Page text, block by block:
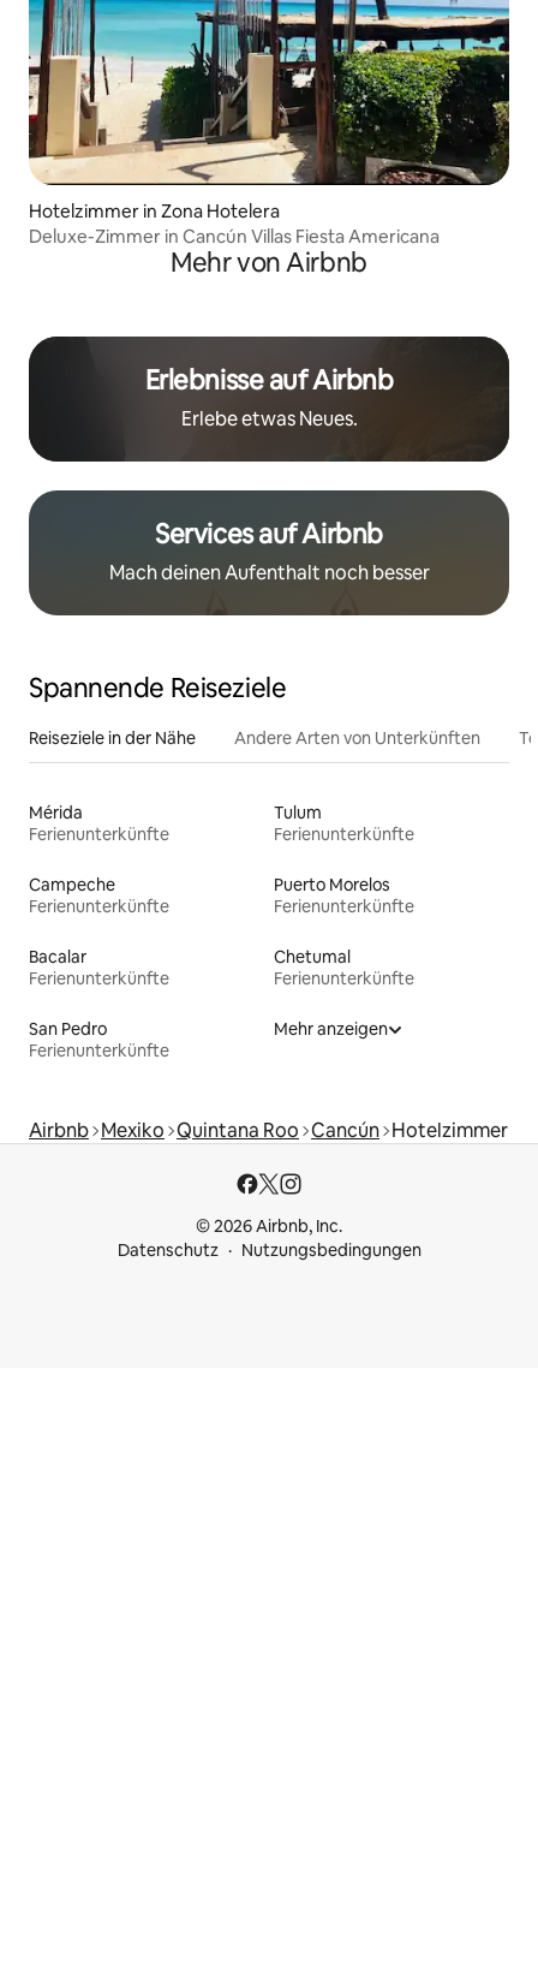
Hotelzimmer in Zona Hotelera
Deluxe-Zimmer in Cancún Villas Fiesta Americana
Mehr von Airbnb
Erlebnisse auf Airbnb
Erlebe etwas Neues.
Services auf Airbnb
Mach deinen Aufenthalt noch besser
Spannende Reiseziele
Reiseziele in der Nähe Andere Arten von Unterkünften
Mérida
Ferienunterkünfte
Tulum
Ferienunterkünfte
Campeche
Ferienunterkünfte
Puerto Morelos
Ferienunterkünfte
Bacalar
Ferienunterkünfte
Chetumal
Ferienunterkünfte
San Pedro
Ferienunterkünfte
Mehr anzeigen
Airbnb Mexiko Quintana Roo Cancún Hotelzimmer
© 2026 Airbnb, Inc.
Datenschutz
Nutzungsbedingungen